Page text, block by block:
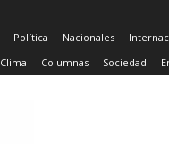
Política Nacionales
Clima Columnas Sociedad